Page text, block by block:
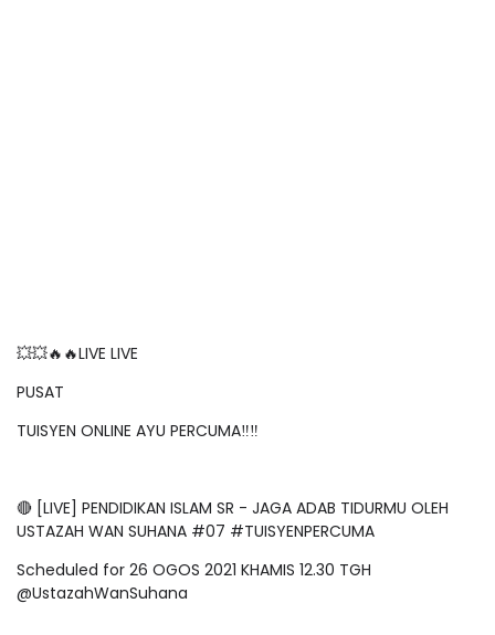
💥💥🔥🔥LIVE LIVE
PUSAT
TUISYEN ONLINE AYU PERCUMA‼️‼️
🔴 [LIVE] PENDIDIKAN ISLAM SR - JAGA ADAB TIDURMU OLEH
USTAZAH WAN SUHANA #07 #TUISYENPERCUMA
Scheduled for 26 OGOS 2021 KHAMIS 12.30 TGH
@UstazahWanSuhana